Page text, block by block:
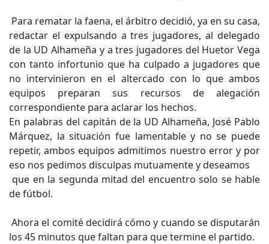
Para rematar la faena, el árbitro decidió, ya en su casa,
redactar el expulsando a tres jugadores, al delegado
de la UD Alhameña y a tres jugadores del Huetor Vega
con tanto infortunio que ha culpado a jugadores que
no intervinieron en el altercado con lo que ambos
equipos preparan sus recursos de alegación
correspondiente para aclarar los hechos.
En palabras del capitán de la UD Alhameña, José Pablo
Márquez, la situación fue lamentable y no se puede
repetir, ambos equipos admitimos nuestro error y por
eso nos pedimos disculpas mutuamente y deseamos
que en la segunda mitad del encuentro solo se hable
de fútbol.
Ahora el comité decidirá cómo y cuando se disputarán
los 45 minutos que faltan para que termine el partido.